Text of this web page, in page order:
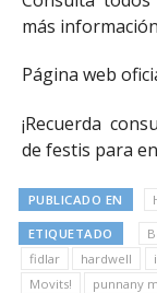
más información
Página web
¡Recuerda
de festis para
PUBLICADO EN
ETIQUETADO
fidlar
hardwell
Movits!
punnany